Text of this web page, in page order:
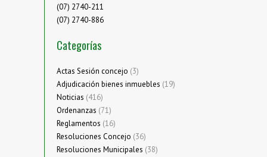
(07) 2740-211
(07) 2740-886
Categorías
Actas Sesión concejo (3)
Adjudicación bienes inmuebles (19)
Noticias (416)
Ordenanzas (71)
Reglamentos (16)
Resoluciones Concejo (36)
Resoluciones Municipales (38)